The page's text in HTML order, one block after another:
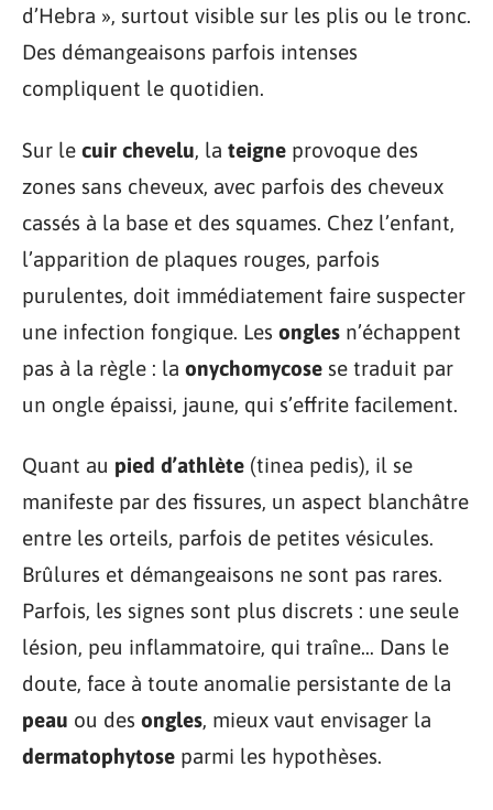
d’Hebra », surtout visible sur les plis ou le tronc.
Des démangeaisons parfois intenses
compliquent le quotidien.
Sur le cuir chevelu, la teigne provoque des
zones sans cheveux, avec parfois des cheveux
cassés à la base et des squames. Chez l’enfant,
l’apparition de plaques rouges, parfois
purulentes, doit immédiatement faire suspecter
une infection fongique. Les ongles n’échappent
pas à la règle : la onychomycose se traduit par
un ongle épaissi, jaune, qui s’effrite facilement.
Quant au pied d’athlète (tinea pedis), il se
manifeste par des fissures, un aspect blanchâtre
entre les orteils, parfois de petites vésicules.
Brûlures et démangeaisons ne sont pas rares.
Parfois, les signes sont plus discrets : une seule
lésion, peu inflammatoire, qui traîne… Dans le
doute, face à toute anomalie persistante de la
peau ou des ongles, mieux vaut envisager la
dermatophytose parmi les hypothèses.